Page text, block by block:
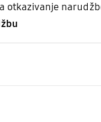
otkazivanje